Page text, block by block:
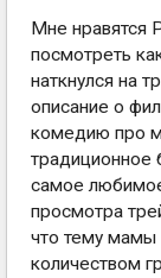
Мне нравятся
посмотреть
наткнулся на
описание о
комедию про
традиционное
самое
просмотра
что тему мамы
количеством